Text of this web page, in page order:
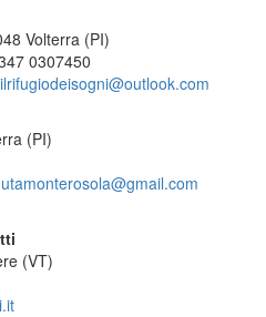
Volterra (PI)
0307450
ilrifugiodeisogni@outlook.com
(PI)
nterosola@gmail.com
(VT)
it